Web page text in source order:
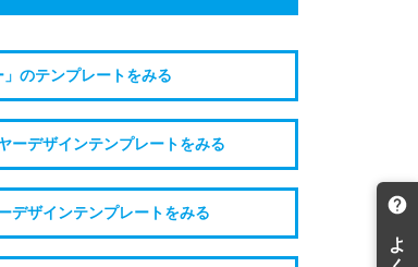
のテンプレートをみる
ーデザインテンプレートをみる
デザインテンプレートをみる